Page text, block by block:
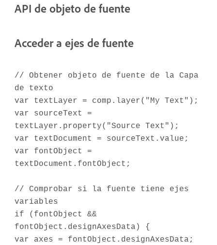
API de objeto de fuente
Acceder a ejes de fuente
// Obtener objeto de fuente de la Capa
de texto
var textLayer = comp.layer("My Text");
var sourceText =
textLayer.property("Source Text");
var textDocument = sourceText.value;
var fontObject =
textDocument.fontObject;
// Comprobar si la fuente tiene ejes
variables
if (fontObject &&
fontObject.designAxesData) {
var axes = fontObject.designAxesData;